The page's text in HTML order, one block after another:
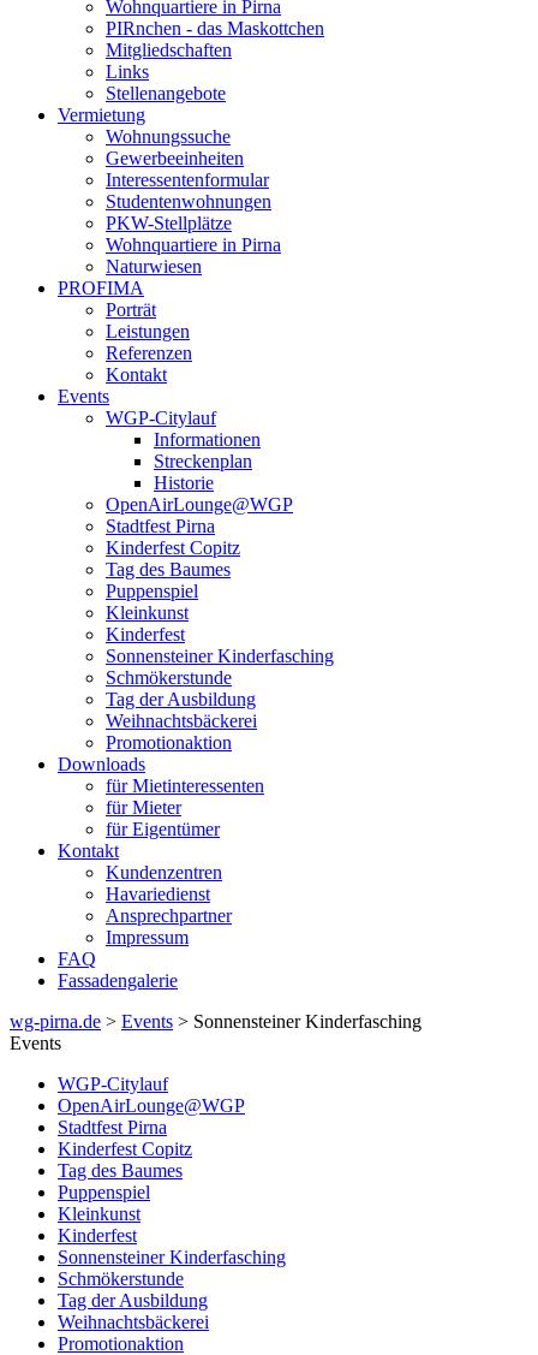
Wohnquartiere in Pirna
PIRnchen - das Maskottchen
Mitgliedschaften
Links
Stellenangebote
Vermietung
Wohnungssuche
Gewerbeeinheiten
Interessentenformular
Studentenwohnungen
PKW-Stellplätze
Wohnquartiere in Pirna
Naturwiesen
PROFIMA
Porträt
Leistungen
Referenzen
Kontakt
Events
WGP-Citylauf
Informationen
Streckenplan
Historie
OpenAirLounge@WGP
Stadtfest Pirna
Kinderfest Copitz
Tag des Baumes
Puppenspiel
Kleinkunst
Kinderfest
Sonnensteiner Kinderfasching
Schmökerstunde
Tag der Ausbildung
Weihnachtsbäckerei
Promotionaktion
Downloads
für Mietinteressenten
für Mieter
für Eigentümer
Kontakt
Kundenzentren
Havariedienst
Ansprechpartner
Impressum
FAQ
Fassadengalerie
wg-pirna.de > Events > Sonnensteiner Kinderfasching
Events
WGP-Citylauf
OpenAirLounge@WGP
Stadtfest Pirna
Kinderfest Copitz
Tag des Baumes
Puppenspiel
Kleinkunst
Kinderfest
Sonnensteiner Kinderfasching
Schmökerstunde
Tag der Ausbildung
Weihnachtsbäckerei
Promotionaktion